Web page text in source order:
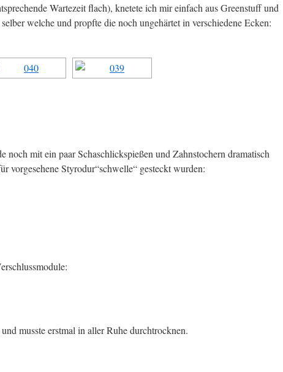
Wartezeit flach), knetete ich mir einfach aus Greenstuff und
welche und propfte die noch ungehärtet in verschiedene Ecken:
noch mit ein paar Schaschlickspießen und Zahnstochern dramatisch
vorgesehene Styrodur“schwelle“ gesteckt wurden:
musste erstmal in aller Ruhe durchtrocknen.